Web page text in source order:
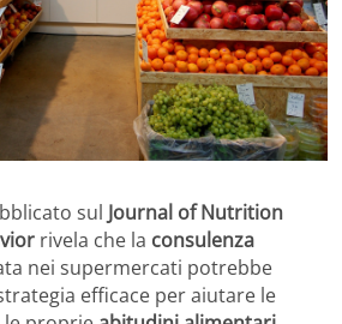
sul Journal of Nutrition
rivela che la consulenza
nei supermercati potrebbe
efficace per aiutare le